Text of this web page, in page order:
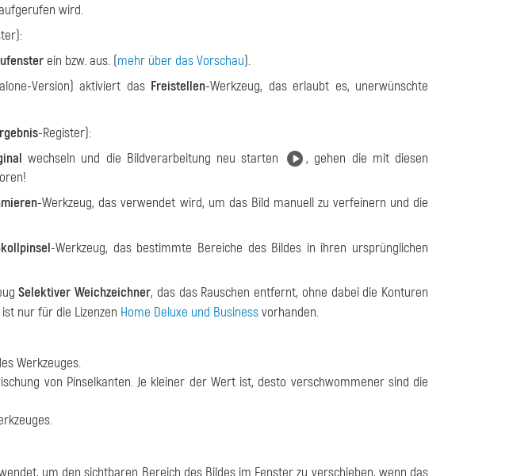
wird.
ein bzw. aus. (mehr über das Vorschau).
Version) aktiviert das Freistellen-Werkzeug, das erlaubt es, unerwünschte
-Register):
wechseln und die Bildverarbeitung neu starten
, gehen die mit diesen
-Werkzeug, das verwendet wird, um das Bild manuell zu verfeinern und die
-Werkzeug, das bestimmte Bereiche des Bildes in ihren ursprünglichen
Selektiver Weichzeichner, das das Rauschen entfernt, ohne dabei die Konturen
nur für die Lizenzen Home Deluxe und Businessvorhanden.
Werkzeuges.
von Pinselkanten. Je kleiner der Wert ist, desto verschwommener sind die
um den sichtbaren Bereich des Bildes im Fenster zu verschieben, wenn das